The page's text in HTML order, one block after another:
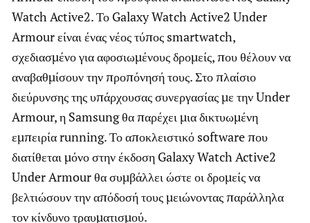
Watch Active2. Το Galaxy Watch Active2 Under
Armour είναι ένας νέος τύπος smartwatch,
σχεδιασμένο για αφοσιωμένους δρομείς, που θέλουν να
αναβαθμίσουν την προπόνησή τους. Στο πλαίσιο
διεύρυνσης της υπάρχουσας συνεργασίας με την Under
Armour, η Samsung θα παρέχει μια δικτυωμένη
εμπειρία running. Το αποκλειστικό software που
διατίθεται μόνο στην έκδοση Galaxy Watch Active2
Under Armour θα συμβάλλει ώστε οι δρομείς να
βελτιώσουν την απόδοσή τους μειώνοντας παράλληλα
τον κίνδυνο τραυματισμού.